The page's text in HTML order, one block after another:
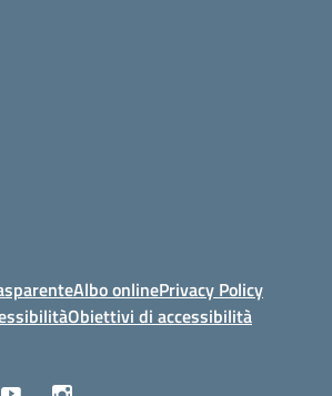
Albo onlinePrivacy Policy
Obiettivi di accessibilità